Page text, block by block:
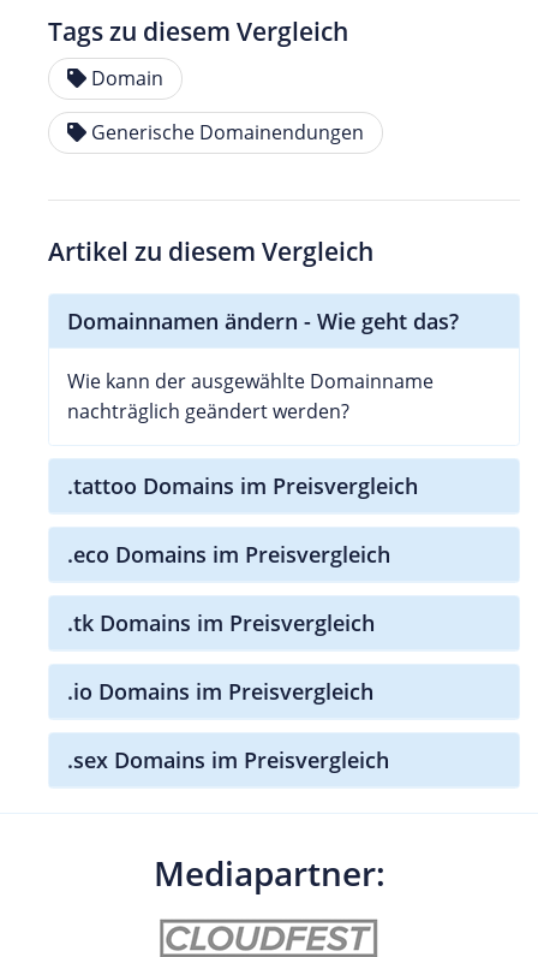
Tags zu diesem Vergleich
Domain
Generische Domainendungen
Artikel zu diesem Vergleich
Domainnamen ändern - Wie geht das?
Wie kann der ausgewählte Domainname
nachträglich geändert werden?
.tattoo Domains im Preisvergleich
.eco Domains im Preisvergleich
.tk Domains im Preisvergleich
.io Domains im Preisvergleich
.sex Domains im Preisvergleich
Mediapartner: